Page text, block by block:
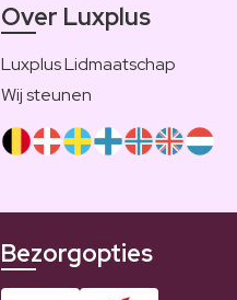
Over Luxplus
Luxplus Lidmaatschap
Wij steunen
Bezorgopties